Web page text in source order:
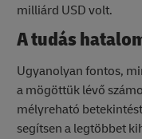
milliárd USD volt.
A tudás
Ugyanolyan fontos,
a mögöttük lévő
mélyreható
segítsen a legtöbbet